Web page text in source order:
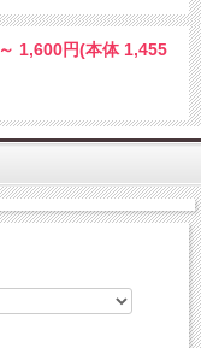
～ 1,600円(本体 1,455